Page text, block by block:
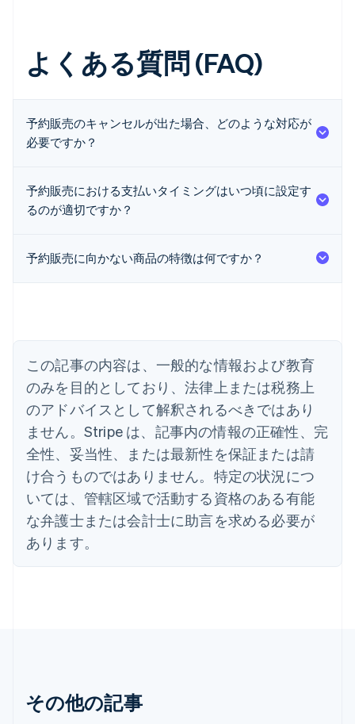
よくある質問 (FAQ)
予約販売のキャンセルが出た場合、どのような対応が
必要ですか？
予約販売における支払いタイミングはいつ頃に設定す
るのが適切ですか？
予約販売に向かない商品の特徴は何ですか？
この記事の内容は、一般的な情報および教育
のみを目的としており、法律上または税務上
のアドバイスとして解釈されるべきではあり
ません。Stripe は、記事内の情報の正確性、完
全性、妥当性、または最新性を保証または請
け合うものではありません。特定の状況につ
いては、管轄区域で活動する資格のある有能
な弁護士または会計士に助言を求める必要が
あります。
その他の記事
アイルランド
English
イギリス
English
イタリア
Italiano English
インド
English
エストニア
English
オーストラリア
English
オーストリア
DeutschEnglish
オランダ
クロアチア
English Italiano